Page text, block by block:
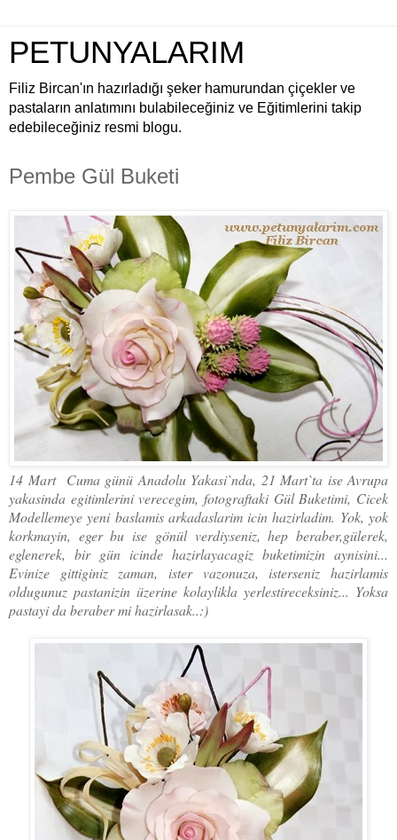
PETUNYALARIM
Filiz Bircan'ın hazırladığı şeker hamurundan çiçekler ve
pastaların anlatımını bulabileceğiniz ve Eğitimlerini takip
edebileceğiniz resmi blogu.
Pembe Gül Buketi
14 Mart Cuma günü Anadolu Yakasi`nda, 21 Mart`ta ise Avrupa
yakasinda egitimlerini verecegim, fotograftaki Gül Buketimi, Cicek
Modellemeye yeni baslamis arkadaslarim icin hazirladim. Yok, yok
korkmayin, eger bu ise gönül verdiyseniz, hep beraber,gülerek,
eglenerek, bir gün icinde hazirlayacagiz buketimizin aynisini...
Evinize gittiginiz zaman, ister vazonuza, isterseniz hazirlamis
oldugunuz pastanizin üzerine kolaylikla yerlestireceksiniz... Yoksa
pastayi da beraber mi hazirlasak..:)